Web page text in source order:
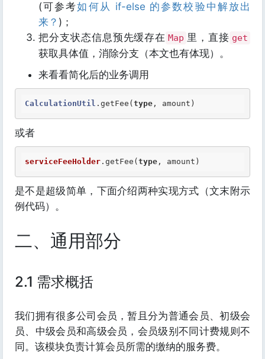
(可参考如何从 if-else 的参数校验中解放出
来？ )；
把分支状态信息预先缓存在 Map 里，直接 get
获取具体值，消除分支（本文也有体现）。
来看看简化后的业务调用
CalculationUtil .getFee( type , amount)
或者
serviceFeeHolder .getFee( type , amount)
是不是超级简单，下面介绍两种实现方式（文末附示
例代码）。
二、通用部分
2.1 需求概括
我们拥有很多公司会员，暂且分为普通会员、初级会
员、中级会员和高级会员，会员级别不同计费规则不
同。该模块负责计算会员所需的缴纳的服务费。